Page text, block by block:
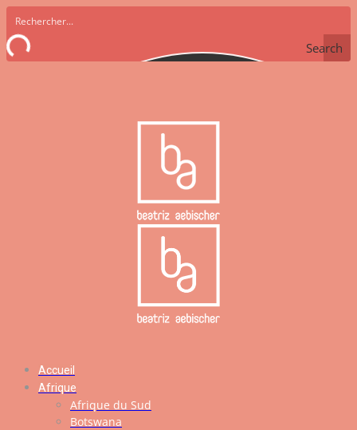
Search
Accueil
Afrique
Afrique du Sud
Botswana